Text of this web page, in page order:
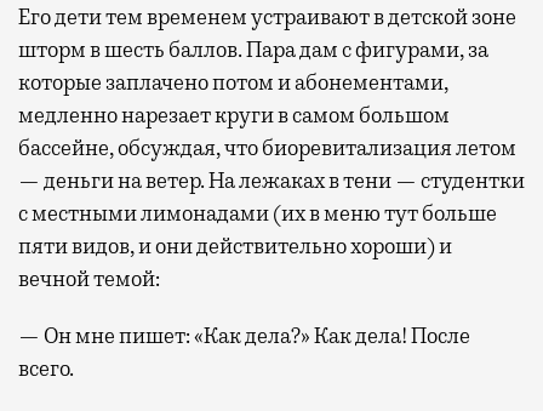
Его дети тем временем устраивают в детской зоне
шторм в шесть баллов. Пара дам с фигурами, за
которые заплачено потом и абонементами,
медленно нарезает круги в самом большом
бассейне, обсуждая, что биоревитализация летом
— деньги на ветер. На лежаках в тени — студентки
с местными лимонадами (их в меню тут больше
пяти видов, и они действительно хороши) и
вечной темой:
— Он мне пишет: «Как дела?» Как дела! После
всего.